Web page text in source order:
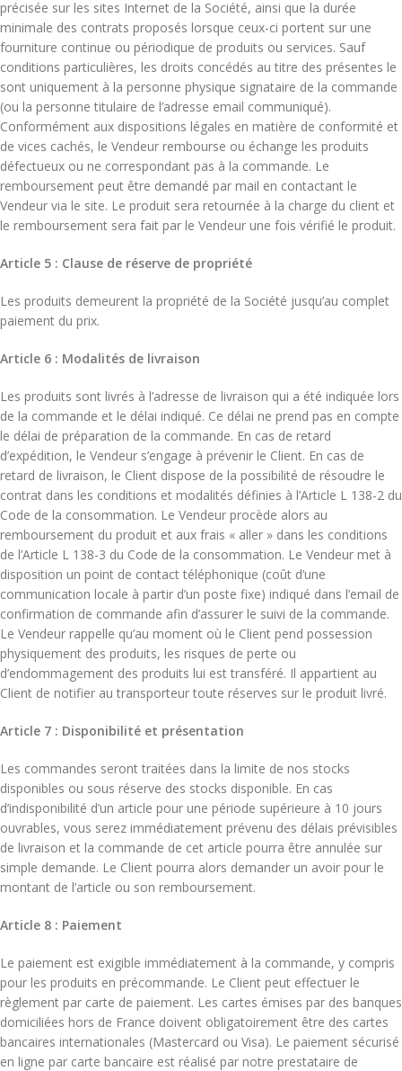
précisée sur les sites Internet de la Société, ainsi que la durée
minimale des contrats proposés lorsque ceux-ci portent sur une
fourniture continue ou périodique de produits ou services. Sauf
conditions particulières, les droits concédés au titre des présentes le
sont uniquement à la personne physique signataire de la commande
(ou la personne titulaire de l’adresse email communiqué).
Conformément aux dispositions légales en matière de conformité et
de vices cachés, le Vendeur rembourse ou échange les produits
défectueux ou ne correspondant pas à la commande. Le
remboursement peut être demandé par mail en contactant le
Vendeur via le site. Le produit sera retournée à la charge du client et
le remboursement sera fait par le Vendeur une fois vérifié le produit.
Article 5 : Clause de réserve de propriété
Les produits demeurent la propriété de la Société jusqu’au complet
paiement du prix.
Article 6 : Modalités de livraison
Les produits sont livrés à l’adresse de livraison qui a été indiquée lors
de la commande et le délai indiqué. Ce délai ne prend pas en compte
le délai de préparation de la commande. En cas de retard
d’expédition, le Vendeur s’engage à prévenir le Client. En cas de
retard de livraison, le Client dispose de la possibilité de résoudre le
contrat dans les conditions et modalités définies à l’Article L 138-2 du
Code de la consommation. Le Vendeur procède alors au
remboursement du produit et aux frais « aller » dans les conditions
de l’Article L 138-3 du Code de la consommation. Le Vendeur met à
disposition un point de contact téléphonique (coût d’une
communication locale à partir d’un poste fixe) indiqué dans l’email de
confirmation de commande afin d’assurer le suivi de la commande.
Le Vendeur rappelle qu’au moment où le Client pend possession
physiquement des produits, les risques de perte ou
d’endommagement des produits lui est transféré. Il appartient au
Client de notifier au transporteur toute réserves sur le produit livré.
Article 7 : Disponibilité et présentation
Les commandes seront traitées dans la limite de nos stocks
disponibles ou sous réserve des stocks disponible. En cas
d’indisponibilité d’un article pour une période supérieure à 10 jours
ouvrables, vous serez immédiatement prévenu des délais prévisibles
de livraison et la commande de cet article pourra être annulée sur
simple demande. Le Client pourra alors demander un avoir pour le
montant de l’article ou son remboursement.
Article 8 : Paiement
Le paiement est exigible immédiatement à la commande, y compris
pour les produits en précommande. Le Client peut effectuer le
règlement par carte de paiement. Les cartes émises par des banques
domiciliées hors de France doivent obligatoirement être des cartes
bancaires internationales (Mastercard ou Visa). Le paiement sécurisé
en ligne par carte bancaire est réalisé par notre prestataire de